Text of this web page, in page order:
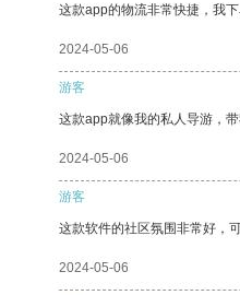
这款app的物流非常快捷，我下
2024-05-06
游客
这款app就像我的私人导游，带
2024-05-06
游客
这款软件的社区氛围非常好，
2024-05-06